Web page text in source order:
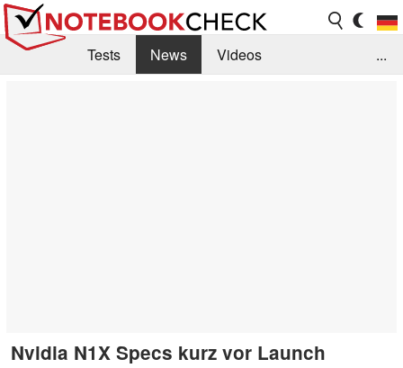
Tests News
Videos
...
Nvidia N1X Specs kurz vor Launch